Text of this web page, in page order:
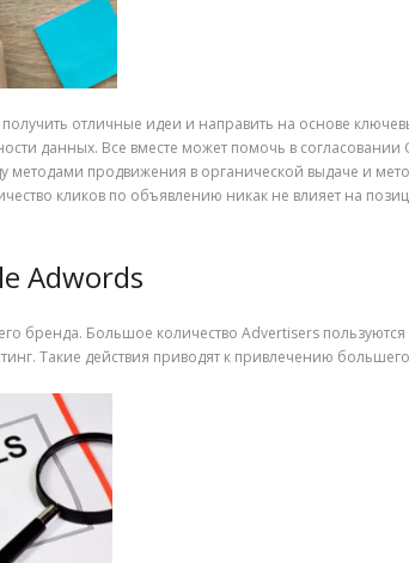
отличные идеи и направить на основе
данных. Все вместе может помочь в согласовании
методами продвижения в органической выдаче и
кликов по объявлению никак не влияет на
Adwords
бренда. Большое количество Advertisers
Такие действия приводят к привлечению